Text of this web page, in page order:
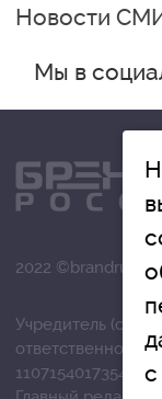
Новости
Мы в
2022
Учредитель
1107154017354)